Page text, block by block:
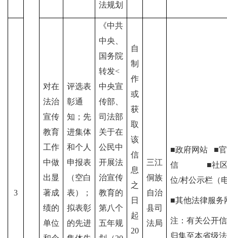
法规划
3
对在
法治
宣传
教育
工作
中做
出显
著成
绩的
单位
评选表
彰通
知；先
进集体
和个人
申报表
（空白
表）；
拟表彰
的先进
《中共
中央、
国务院
转发<
中央宣
传部、
司法部
关于在
公民中
开展法
治宣传
教育的
第八个
五年规
自
制
作
或
获
取
该
信
息
之
日
起
20
三江
侗族
自治
县司
法局
■政府网站 ■
信■社区/
位/村公示栏（
■其他法律服务
注：有关公开
归集至本省级